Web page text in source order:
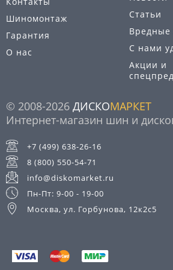
Шиномонтаж
Гарантия
О нас
Статьи
Вредные
С нами
Акции и
© 2008-2026 ДИСКОМАРКЕТ
Интернет-магазин шин и
+7 (499) 638-26-16
8 (800) 550-54-71
info@diskomarket.ru
Пн-Пт: 9-00 - 19-00
Москва, ул. Горбунова, 12к2с5